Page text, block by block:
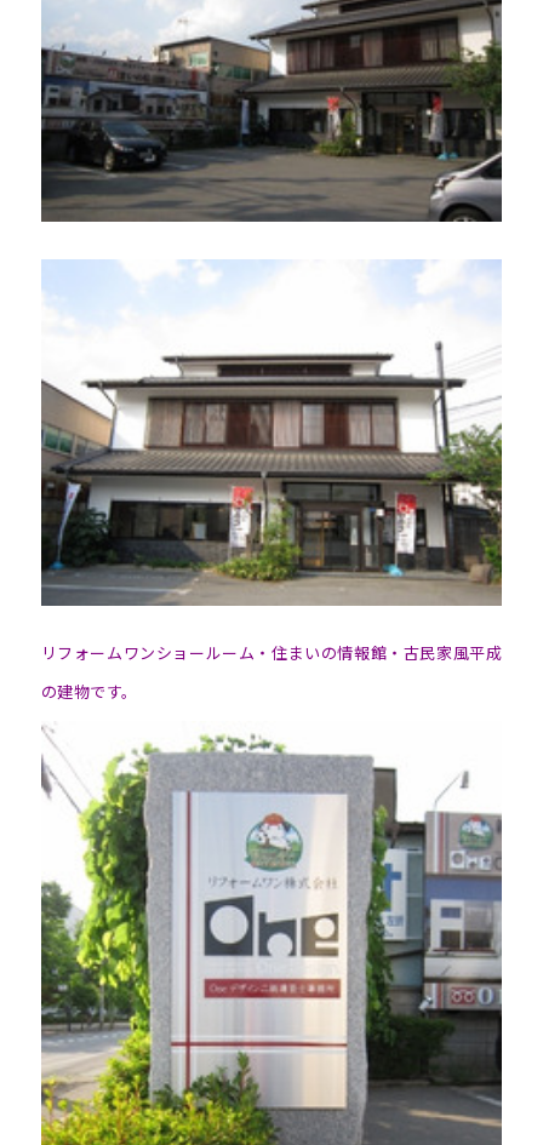
リフォームワンショールーム・住まいの情報館・古民家風平成
の建物です。